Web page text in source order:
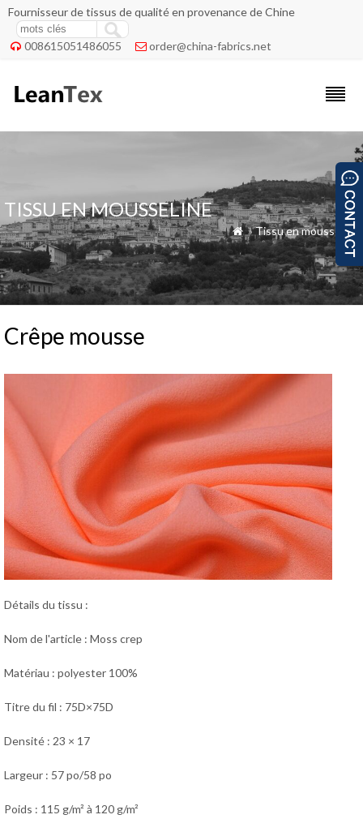
Fournisseur de tissus de qualité en provenance de Chine
 008615051486055  order@china-fabrics.net
TISSU EN MOUSSELINE
 »Tissu en mousseline
Crêpe mousse
Détails du tissu :
Nom de l'article : Moss crep
Matériau : polyester 100%
Titre du fil : 75D×75D
Densité : 23 × 17
Largeur : 57 po/58 po
Poids : 115 g/m² à 120 g/m²